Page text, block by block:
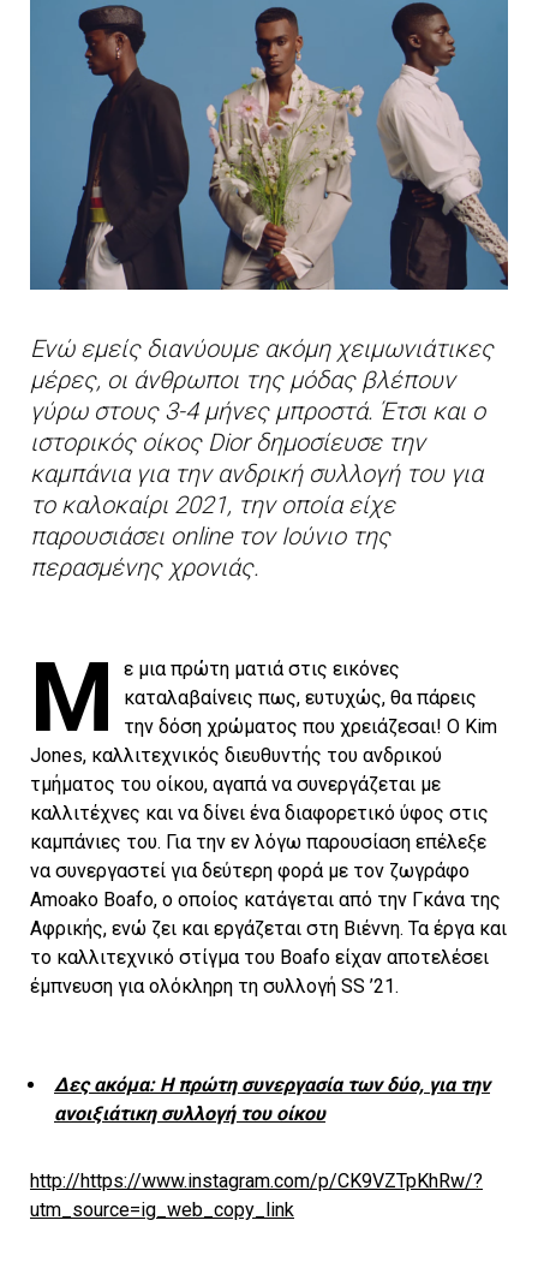
Ενώ εμείς διανύουμε ακόμη χειμωνιάτικες
μέρες, οι άνθρωποι της μόδας βλέπουν
γύρω στους 3-4 μήνες μπροστά. Έτσι και ο
ιστορικός οίκος Dior δημοσίευσε την
καμπάνια για την ανδρική συλλογή του για
το καλοκαίρι 2021, την οποία είχε
παρουσιάσει online τον Ιούνιο της
περασμένης χρονιάς.
Μ
ε μια πρώτη ματιά στις εικόνες
καταλαβαίνεις πως, ευτυχώς, θα πάρεις
την δόση χρώματος που χρειάζεσαι! Ο Kim
Jones, καλλιτεχνικός διευθυντής του ανδρικού
τμήματος του οίκου, αγαπά να συνεργάζεται με
καλλιτέχνες και να δίνει ένα διαφορετικό ύφος στις
καμπάνιες του. Για την εν λόγω παρουσίαση επέλεξε
να συνεργαστεί για δεύτερη φορά με τον ζωγράφο
Amoako Boafo, ο οποίος κατάγεται από την Γκάνα της
Αφρικής, ενώ ζει και εργάζεται στη Βιέννη. Τα έργα και
το καλλιτεχνικό στίγμα του Boafo είχαν αποτελέσει
έμπνευση για ολόκληρη τη συλλογή SS ’21.
Δες ακόμα: Η πρώτη συνεργασία των δύο, για την
ανοιξιάτικη συλλογή του οίκου
http://https://www.instagram.com/p/CK9VZTpKhRw/?
utm_source=ig_web_copy_link